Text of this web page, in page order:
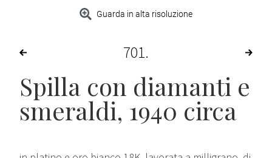
Guarda in alta risoluzione
701
Spilla con diamanti e
smeraldi, 1940 circa